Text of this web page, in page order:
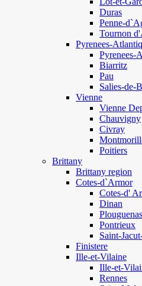
Duras
Penne-
Tournon
Pyrenees-
Pyrenees-
Biarritz
Pau
Salies-de-
Vienne
Vienne
Chauvigny
Civray
Poitiers
Brittany
Brittany region
Cotes-d`Armor
Cotes-d'
Dinan
Pontrieux
Saint-
Finistere
Ille-et-Vilaine
Ille-et-
Rennes